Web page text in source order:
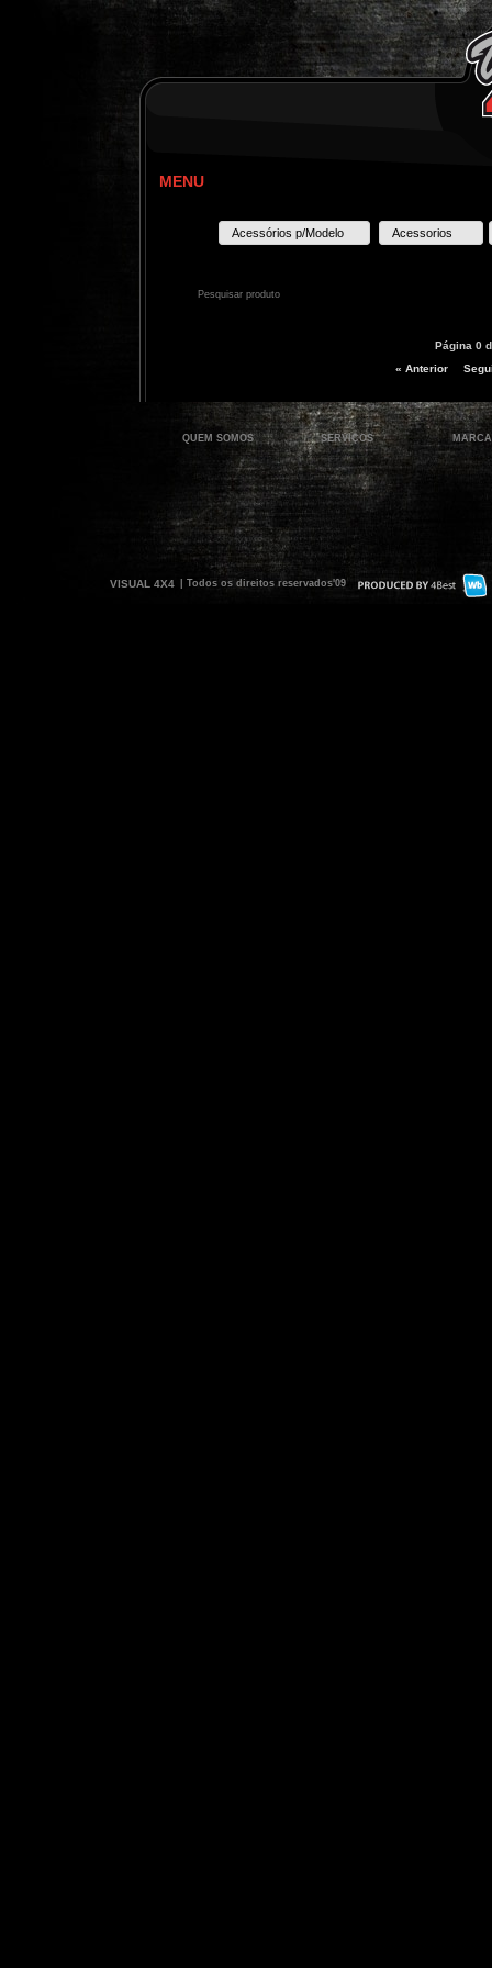
MENU
Acessórios p/Modelo Acessorios
Página 0
« Anterior
QUEM SOMOS SERVIÇOS
VISUAL 4X4 | Todos os direitos reservados'09